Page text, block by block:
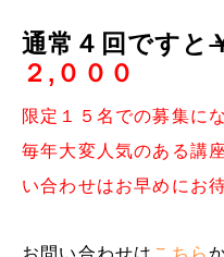
通常４回ですと
２,０００
限定１５名での募集に
毎年大変人気のある講
い合わせはお早めにお
お問い合わせは こちら